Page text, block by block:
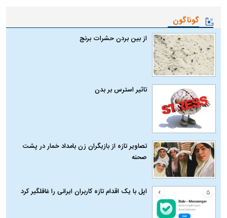
گوناگون
از بین بردن حشرات برنج
تاثیر استرس بر بدن
تصاویر تازه از بازیگران زن بامداد خمار در پشت
صحنه
اپل با یک اقدام تازه کاربران ایرانی را غافلگیر کرد